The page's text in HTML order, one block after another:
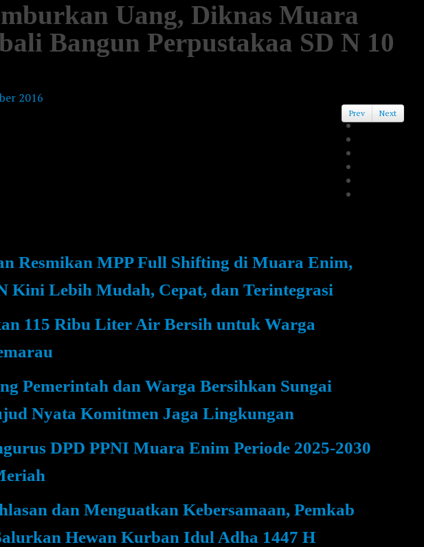
Uang, Diknas Muara
Bangun Perpustakaa SD N 10
2016
Prev Next
Resmikan MPP Full Shifting di Muara Enim,
Kini Lebih Mudah, Cepat, dan Terintegrasi
115 Ribu Liter Air Bersih untuk Warga
Pemerintah dan Warga Bersihkan Sungai
Nyata Komitmen Jaga Lingkungan
DPD PPNI Muara Enim Periode 2025-2030
dan Menguatkan Kebersamaan, Pemkab
Hewan Kurban Idul Adha 1447 H